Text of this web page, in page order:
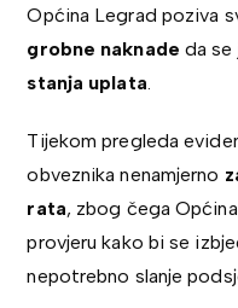
Općina Legrad poziva
grobne naknade da se
stanja uplata.
Tijekom pregleda
obveznika nenamjerno
rata, zbog čega
provjeru kako bi se
nepotrebno slanje